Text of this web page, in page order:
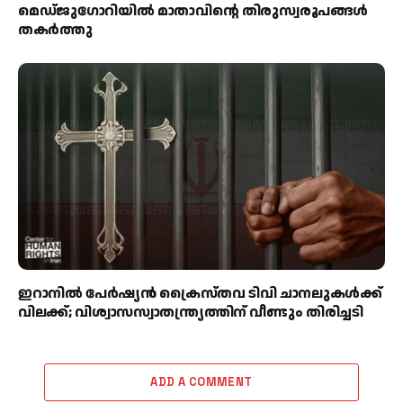
മെഡ്‌ജുഗോറിയിൽ മാതാവിന്റെ തിരുസ്വരൂപങ്ങൾ
തകർത്തു
ഇറാനിൽ പേർഷ്യൻ ക്രൈസ്തവ ടിവി ചാനലുകൾക്ക്
വിലക്ക്; വിശ്വാസസ്വാതന്ത്ര്യത്തിന് വീണ്ടും തിരിച്ചടി
ADD A COMMENT